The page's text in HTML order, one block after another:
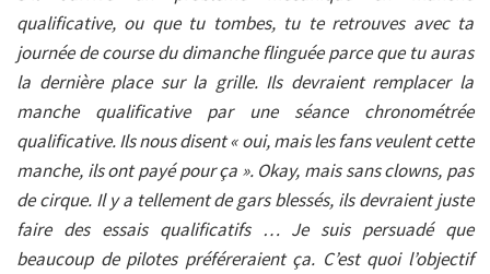
qualificative, ou que tu tombes, tu te retrouves avec ta
journée de course du dimanche flinguée parce que tu auras
la dernière place sur la grille. Ils devraient remplacer la
manche qualificative par une séance chronométrée
qualificative. Ils nous disent « oui, mais les fans veulent cette
manche, ils ont payé pour ça ». Okay, mais sans clowns, pas
de cirque. Il y a tellement de gars blessés, ils devraient juste
faire des essais qualificatifs … Je suis persuadé que
beaucoup de pilotes préféreraient ça. C’est quoi l’objectif